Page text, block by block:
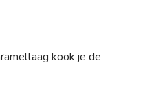
kook je de